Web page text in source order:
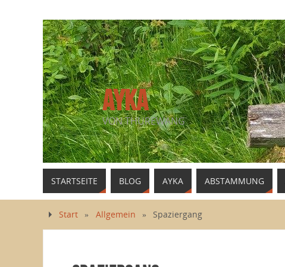
AYKA
VON THUREWANG
STARTSEITE BLOG AYKA ABSTAMMUNG
Start » Allgemein » Spaziergang